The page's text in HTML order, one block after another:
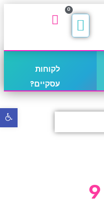
0
לקוחות
עסקיים?
פתח